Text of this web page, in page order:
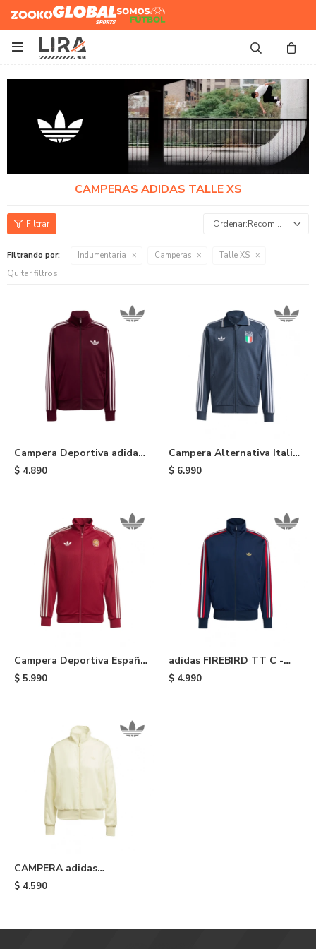
Zooko Global Sports
Somos
Futbol

CAMPERAS ADIDAS TALLE XS
Recomendados
Filtrando por: Indumentaria Camperas Talle XS
Quitar filtros
Campera Deportiva adidas
Firebird Holgada - Maroon
$ 4.890
Campera Alternativa Italia
adidas - Blue
$ 6.990
Campera Deportiva España
adidas - Red
$ 5.990
adidas FIREBIRD TT C -
Blue
$ 4.990
CAMPERA adidas
ADICOLOR - Yellow
$ 4.590